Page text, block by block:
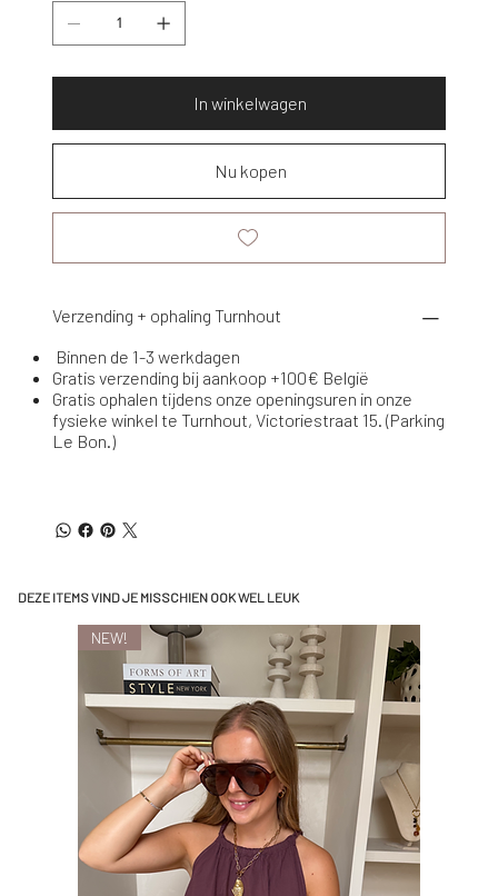
In winkelwagen
Nu kopen
Verzending + ophaling Turnhout
Binnen de 1-3 werkdagen
Gratis verzending bij aankoop +100€ België
Gratis ophalen tijdens onze openingsuren in onze
fysieke winkel te Turnhout, Victoriestraat 15. (Parking
Le Bon.)
DEZE ITEMS VIND JE MISSCHIEN OOK WEL LEUK
NEW!